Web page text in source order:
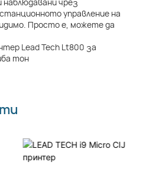
чрез
управление на
Просто е, можете да